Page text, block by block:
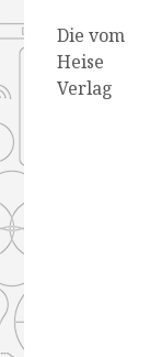
Die vom
Heise
Verlag